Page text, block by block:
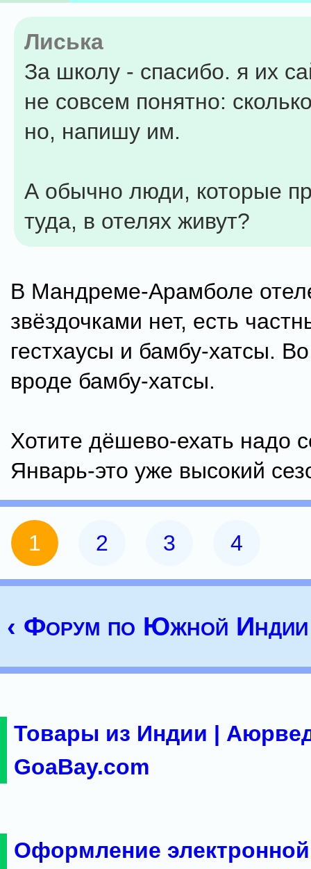
Лиська
За школу - спасибо. я их
не совсем понятно:
но, напишу им.
А обычно люди, которые
туда, в отелях живут?
В Мандреме-Арамболе
звёздочками нет, есть
гестхаусы и бамбу-хатсы.
вроде бамбу-хатсы.
Хотите дёшево-ехать надо
Январь-это уже высокий
1 2 3 4
‹ Форум по Южной
Товары из Индии |
GoaBay.com
Оформление электронной